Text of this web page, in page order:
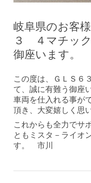
岐阜県のお客
３ ４マチック
御座います。
この度は、ＧＬＳ６
て、誠に有難う御座
車両を仕入れる事が
頂き、大変嬉しく思
これからも全力でサ
ともミスタ－ライオ
す。 市川